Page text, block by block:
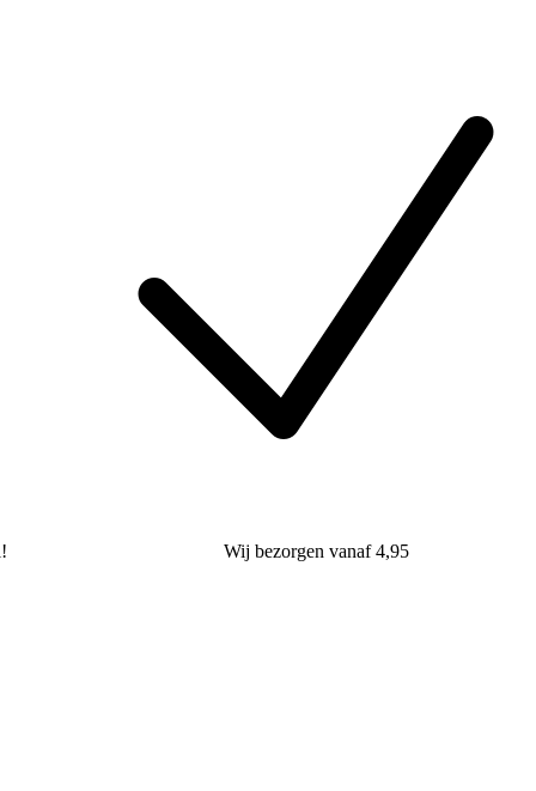
Wij bezorgen vanaf 4,95